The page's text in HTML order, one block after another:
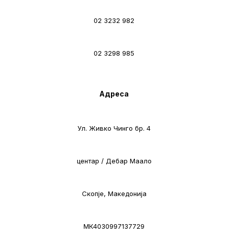
02 3232 982
02 3298 985
Адреса
Ул. Живко Чинго бр. 4
центар / Дебар Маало
Скопје, Македонија
МК4030997137729